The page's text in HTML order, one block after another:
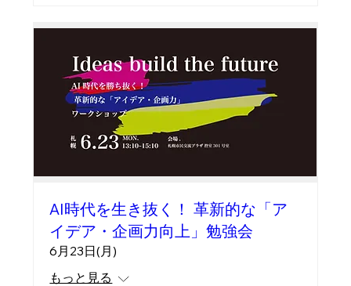
AI時代を生き抜く！ 革新的な「ア
イデア・企画力向上」勉強会
6月23日(月)
もっと見る